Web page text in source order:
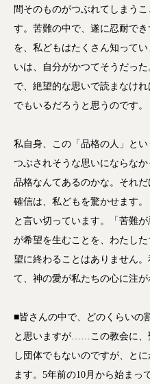
間そのものがつぶれてしまう
す。苦難の中で、遂に忍耐で
を、私どもはたくさん知って
いは、自分がかつてそうだっ
で、絶望的な思いで読まなけ
でもいるだろうと思うのです。
私自身、この「品格の人」と
つぶされそうな思いにならな
品格なんてあるのかな。それ
確信は、私どもを驚かせます
と言い切っています。「苦難
が希望を生むことを、わたし
望に終わることはありません
て、神の愛が私たちの心に注が
■皆さんの中で、どのくらいの
と思いますが……この教会に、
し団体でもないのですが、と
ます。5年前の10月から始まっ